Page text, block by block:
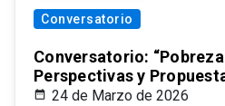
Conversatorio
Conversatorio:
Perspectivas y
24 de Marzo de 2026